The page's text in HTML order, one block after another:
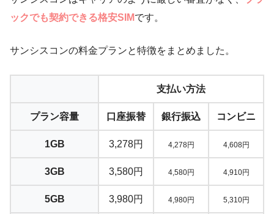
ックでも契約できる格安SIMです。
サンシスコンの料金プランと特徴をまとめました。
支払い方法
プラン容量 口座振替 銀行振込 コンビニ
1GB 3,278円 4,278円 4,608円
3GB 3,580円 4,580円 4,910円
5GB 3,980円 4,980円 5,310円